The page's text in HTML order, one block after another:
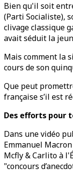
Bien qu'il soit
(Parti Socialiste),
clivage classique
avait séduit la
Mais comment la
cours de son
Que peut
française s’il est
Des efforts pour
Dans une vidéo
Emmanuel
Mcfly & Carlito à
"concours